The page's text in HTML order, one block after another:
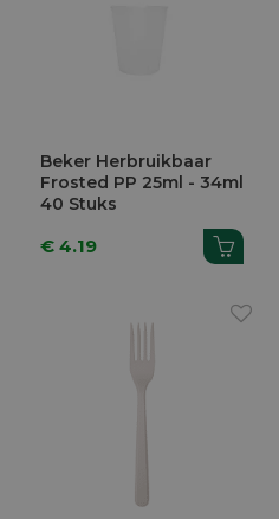
Beker Herbruikbaar
Frosted PP 25ml - 34ml
40 Stuks
€ 4.19